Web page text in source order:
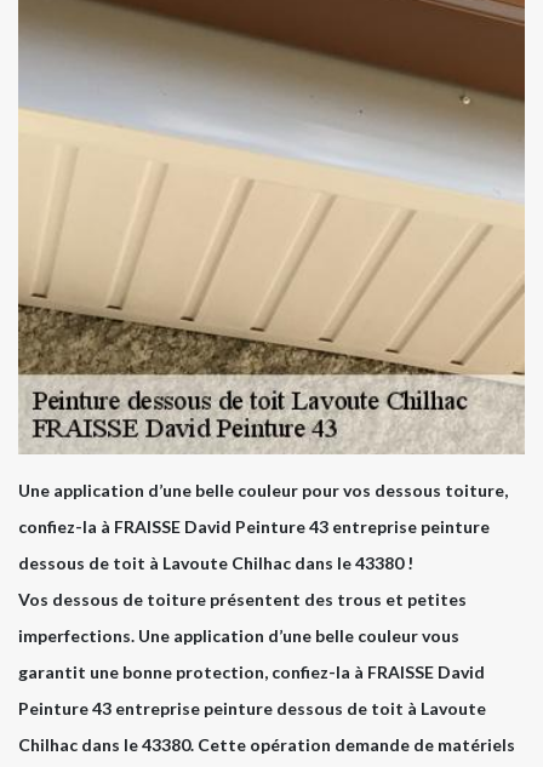
Une application d’une belle couleur pour vos dessous toiture,
confiez-la à FRAISSE David Peinture 43 entreprise peinture
dessous de toit à Lavoute Chilhac dans le 43380 !
Vos dessous de toiture présentent des trous et petites
imperfections. Une application d’une belle couleur vous
garantit une bonne protection, confiez-la à FRAISSE David
Peinture 43 entreprise peinture dessous de toit à Lavoute
Chilhac dans le 43380. Cette opération demande de matériels